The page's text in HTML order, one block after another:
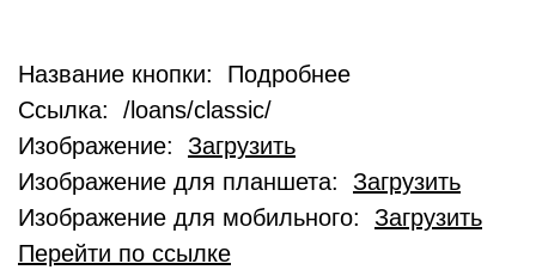
Название кнопки: Подробнее
Ссылка: /loans/classic/
Изображение: Загрузить
Изображение для планшета: Загрузить
Изображение для мобильного: Загрузить
Перейти по ссылке